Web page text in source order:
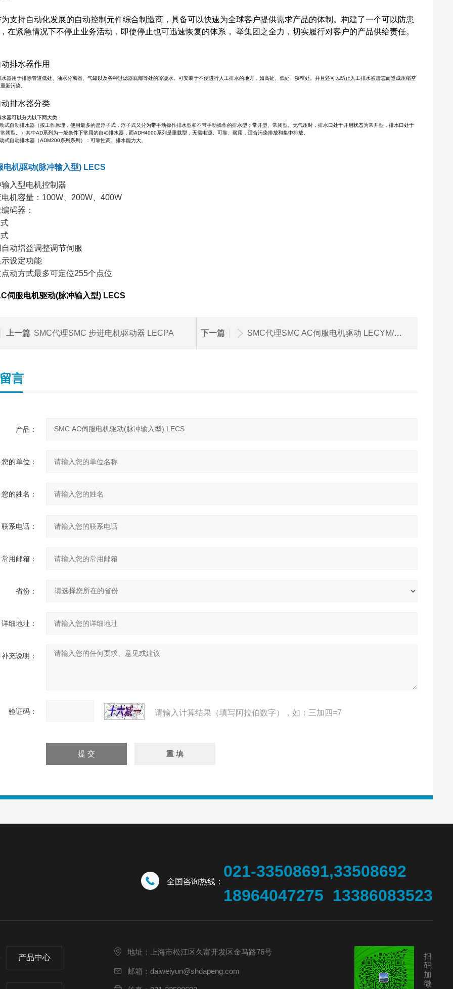
支持自动化发展的自动控制元件综合制造商，具备可以快速为全球客户提供需求产品的体制。构建了一个可以防患
在紧急情况下不停止业务活动，即使停止也可迅速恢复的体系， 举集团之全力，切实履行对客户的产品供给责任。
排水器作用
水器用于排除管道低处、油水分离器、气罐以及各种过滤器底部等处的冷凝水。可安装于不便进行人工排水的地方，如高处、低处、狭窄处。并且还可以防止人工排水被遗忘而造成压缩空
新污染。
排水器分类
器可以分为以下两大类：
式自动排水器（按工作原理，使用最多的是浮子式，浮子式又分为带手动操作排水型和不带手动操作的排水型；常开型、常闭型。无气压时，排水口处于开启状态为常开型，排水口处于
闭型。）其中AD系列为一般条件下常用的自动排水器，而ADH4000系列是重载型，无需电源、可靠、耐用，适合污染排放和集中排放。
式自动排水器（ADM200系列系列）：可靠性高、排水能力大。
电机驱动(脉冲输入型) LECS
入型电机控制器
机容量：100W、200W、400W
码器：
动增益调整调节伺服
设定功能
动方式最多可定位255个点位
伺服电机驱动(脉冲输入型) LECS
上一篇 SMC代理SMC 步进电机驱动器 LECPA 下一篇 SMC代理SMC AC伺服电机驱动 LECYM/LECYU
言
产品：
您的单位：
您的姓名：
联系电话：
常用邮箱：
省份：
详细地址：
补充说明：
验证码： 请输入计算结果（填写阿拉伯数字），如：三加四=7
全国咨询热线：
021-33508691,33508692
18964047275 13386083523
产品中心
地址：上海市松江区久富开发区金马路76号
邮箱：daiweiyun@shdapeng.com
扫
码
加
微